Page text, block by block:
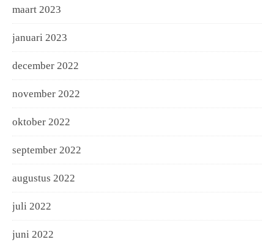
maart 2023
januari 2023
december 2022
november 2022
oktober 2022
september 2022
augustus 2022
juli 2022
juni 2022